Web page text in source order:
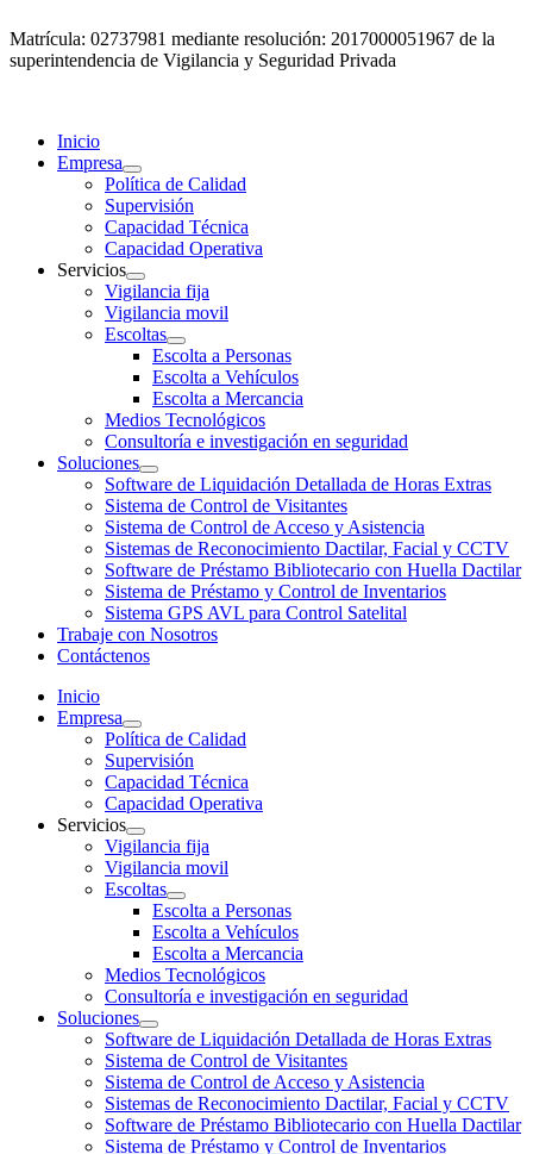
Matrícula: 02737981 mediante resolución: 2017000051967 de la
superintendencia de Vigilancia y Seguridad Privada
Inicio
Empresa
Política de Calidad
Supervisión
Capacidad Técnica
Capacidad Operativa
Servicios
Vigilancia fija
Vigilancia movil
Escoltas
Escolta a Personas
Escolta a Vehículos
Escolta a Mercancia
Medios Tecnológicos
Consultoría e investigación en seguridad
Soluciones
Software de Liquidación Detallada de Horas Extras
Sistema de Control de Visitantes
Sistema de Control de Acceso y Asistencia
Sistemas de Reconocimiento Dactilar, Facial y CCTV
Software de Préstamo Bibliotecario con Huella Dactilar
Sistema de Préstamo y Control de Inventarios
Sistema GPS AVL para Control Satelital
Trabaje con Nosotros
Contáctenos
Inicio
Empresa
Política de Calidad
Supervisión
Capacidad Técnica
Capacidad Operativa
Servicios
Vigilancia fija
Vigilancia movil
Escoltas
Escolta a Personas
Escolta a Vehículos
Escolta a Mercancia
Medios Tecnológicos
Consultoría e investigación en seguridad
Soluciones
Software de Liquidación Detallada de Horas Extras
Sistema de Control de Visitantes
Sistema de Control de Acceso y Asistencia
Sistemas de Reconocimiento Dactilar, Facial y CCTV
Software de Préstamo Bibliotecario con Huella Dactilar
Sistema de Préstamo y Control de Inventarios